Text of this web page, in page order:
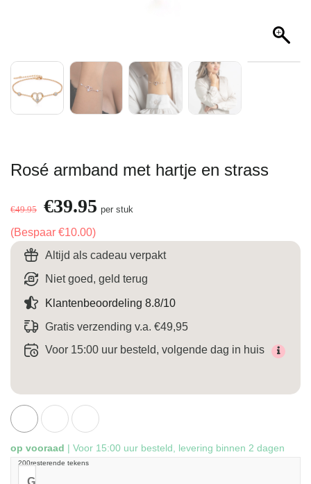
Rosé armband met hartje en strass
€49.95
Oorspronkelijke
prijs
was:
€49.95.
€39.95 Huidige
prijs
€39.95.
per stuk
(Bespaar €10.00)
Altijd als cadeau verpakt
Niet goed, geld terug
Klantenbeoordeling 8.8/10
Gratis verzending v.a. €49,95
Voor 15:00 uur besteld, volgende dag in huis
op vooraad | Voor 15:00 uur besteld, levering binnen 2 dagen
200resterende tekens